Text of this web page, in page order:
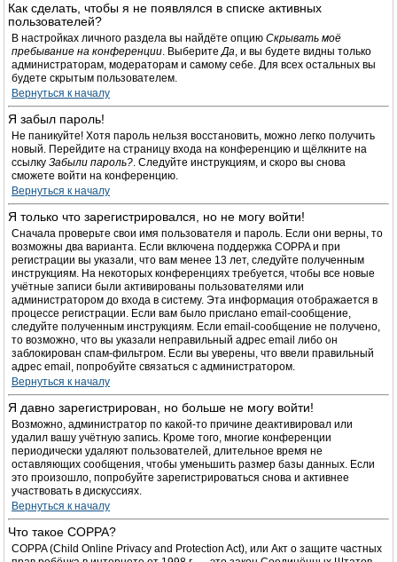
Как сделать, чтобы я не появлялся в списке активных
пользователей?
В настройках личного раздела вы найдёте опцию Скрывать моё
пребывание на конференции. ВыберитеДа, и вы будете видны только
администраторам, модераторам и самому себе. Для всех остальных вы
будете скрытым пользователем.
Вернуться к началу
Я забыл пароль!
Не паникуйте! Хотя пароль нельзя восстановить, можно легко получить
новый. Перейдите на страницу входа на конференцию и щёлкните на
ссылку Забыли пароль?. Следуйте инструкциям, и скоро вы снова
сможете войти на конференцию.
Вернуться к началу
Я только что зарегистрировался, но не могу войти!
Сначала проверьте свои имя пользователя и пароль. Если они верны, то
возможны два варианта. Если включена поддержка COPPA и при
регистрации вы указали, что вам менее 13 лет, следуйте полученным
инструкциям. На некоторых конференциях требуется, чтобы все новые
учётные записи были активированы пользователями или
администратором до входа в систему. Эта информация отображается в
процессе регистрации. Если вам было прислано email-сообщение,
следуйте полученным инструкциям. Если email-сообщение не получено,
то возможно, что вы указали неправильный адрес email либо он
заблокирован спам-фильтром. Если вы уверены, что ввели правильный
адрес email, попробуйте связаться с администратором.
Вернуться к началу
Я давно зарегистрирован, но больше не могу войти!
Возможно, администратор по какой-то причине деактивировал или
удалил вашу учётную запись. Кроме того, многие конференции
периодически удаляют пользователей, длительное время не
оставляющих сообщения, чтобы уменьшить размер базы данных. Если
это произошло, попробуйте зарегистрироваться снова и активнее
участвовать в дискуссиях.
Вернуться к началу
Что такое COPPA?
COPPA (Child Online Privacy and Protection Act), или Акт о защите частных